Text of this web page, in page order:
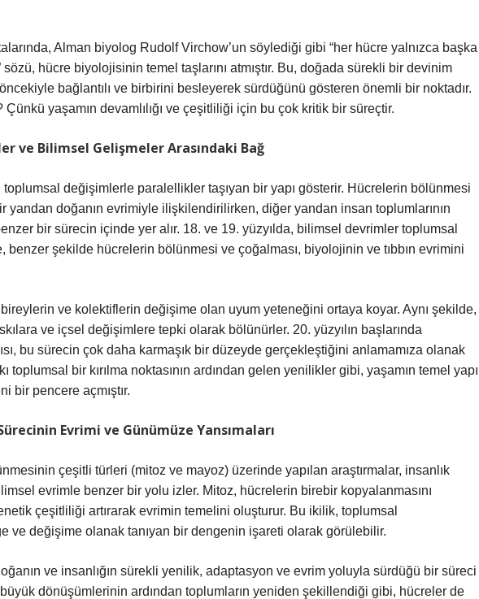
Alman biyolog Rudolf Virchow’un söylediği gibi “her hücre yalnızca başka
hücre biyolojisinin temel taşlarını atmıştır. Bu, doğada sürekli bir devinim
bağlantılı ve birbirini besleyerek sürdüğünü gösteren önemli bir noktadır.
Çünkü yaşamın devamlılığı ve çeşitliliği için bu çok kritik bir süreçtir.
ve Bilimsel Gelişmeler Arasındaki Bağ
değişimlerle paralellikler taşıyan bir yapı gösterir. Hücrelerin bölünmesi
yandan doğanın evrimiyle ilişkilendirilirken, diğer yandan insan toplumlarının
bir sürecin içinde yer alır. 18. ve 19. yüzyılda, bilimsel devrimler toplumsal
benzer şekilde hücrelerin bölünmesi ve çoğalması, biyolojinin ve tıbbın evrimini
ve kolektiflerin değişime olan uyum yeteneğini ortaya koyar. Aynı şekilde,
ve içsel değişimlere tepki olarak bölünürler. 20. yüzyılın başlarında
bu sürecin çok daha karmaşık bir düzeyde gerçekleştiğini anlamamıza olanak
toplumsal bir kırılma noktasının ardından gelen yenilikler gibi, yaşamın temel yapı
bir pencere açmıştır.
Evrimi ve Günümüze Yansımaları
çeşitli türleri (mitoz ve mayoz) üzerinde yapılan araştırmalar, insanlık
evrimle benzer bir yolu izler. Mitoz, hücrelerin birebir kopyalanmasını
çeşitliliği artırarak evrimin temelini oluşturur. Bu ikilik, toplumsal
ve değişime olanak tanıyan bir dengenin işareti olarak görülebilir.
ve insanlığın sürekli yenilik, adaptasyon ve evrim yoluyla sürdüğü bir süreci
büyük dönüşümlerinin ardından toplumların yeniden şekillendiği gibi, hücreler de